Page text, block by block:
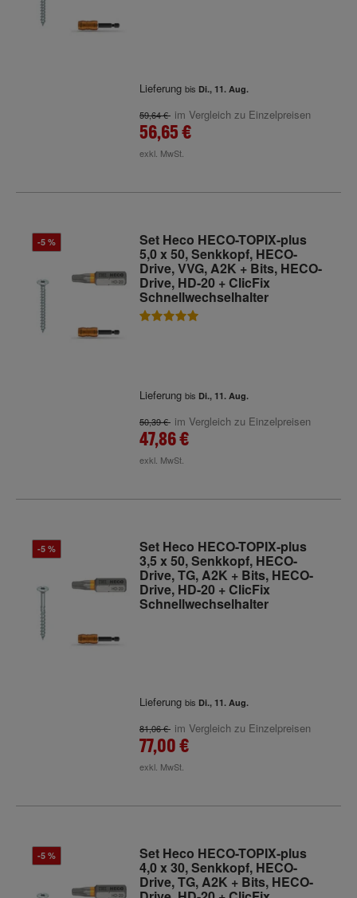
Lieferung bis Di., 11. Aug.
59,64 € im Vergleich zu Einzelpreisen
56,65 €
exkl. MwSt.
-5 % Set Heco HECO-TOPIX-plus
5,0 x 50, Senkkopf, HECO-
Drive, VVG, A2K + Bits, HECO-
Drive, HD-20 + ClicFix
Schnellwechselhalter
Lieferung bis Di., 11. Aug.
50,39 € im Vergleich zu Einzelpreisen
47,86 €
exkl. MwSt.
-5 % Set Heco HECO-TOPIX-plus
3,5 x 50, Senkkopf, HECO-
Drive, TG, A2K + Bits, HECO-
Drive, HD-20 + ClicFix
Schnellwechselhalter
Lieferung bis Di., 11. Aug.
81,06 € im Vergleich zu Einzelpreisen
77,00 €
exkl. MwSt.
-5 % Set Heco HECO-TOPIX-plus
4,0 x 30, Senkkopf, HECO-
Drive, TG, A2K + Bits, HECO-